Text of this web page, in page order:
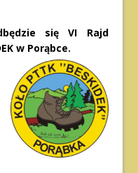
się VI Rajd
w Porąbce.